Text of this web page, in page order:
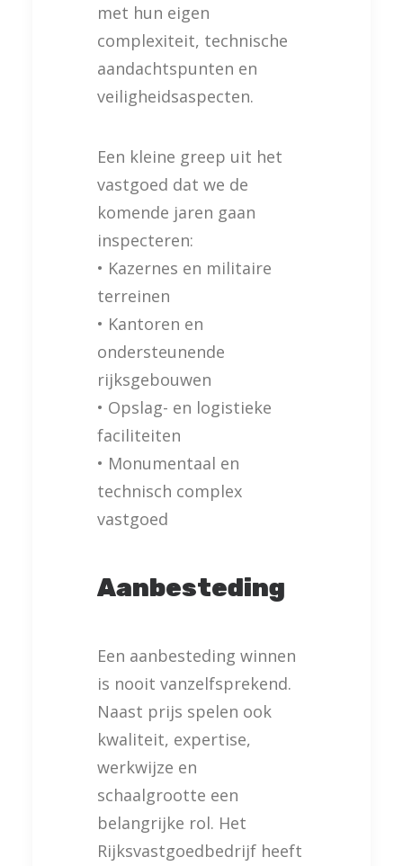
met hun eigen
complexiteit, technische
aandachtspunten en
veiligheidsaspecten.
Een kleine greep uit het
vastgoed dat we de
komende jaren gaan
inspecteren:
• Kazernes en militaire
terreinen
• Kantoren en
ondersteunende
rijksgebouwen
• Opslag- en logistieke
faciliteiten
• Monumentaal en
technisch complex
vastgoed
Aanbesteding
Een aanbesteding winnen
is nooit vanzelfsprekend.
Naast prijs spelen ook
kwaliteit, expertise,
werkwijze en
schaalgrootte een
belangrijke rol. Het
Rijksvastgoedbedrijf heeft